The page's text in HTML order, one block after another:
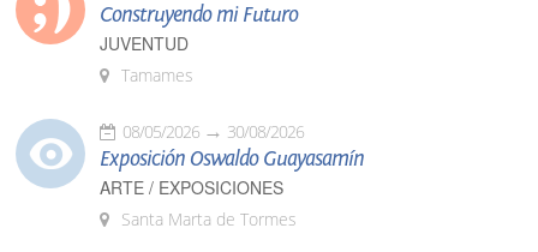
Construyendo mi Futuro
JUVENTUD
Tamames
08/05/2026 30/08/2026
Exposición Oswaldo Guayasamín
ARTE / EXPOSICIONES
Santa Marta de Tormes